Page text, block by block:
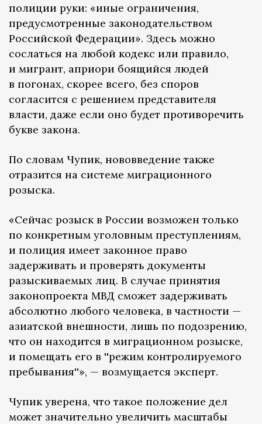
полиции руки: «иные ограничения,
предусмотренные законодательством
Российской Федерации». Здесь можно
сослаться на любой кодекс или правило,
и мигрант, априори боящийся людей
в погонах, скорее всего, без споров
согласится с решением представителя
власти, даже если оно будет противоречить
букве закона.
По словам Чупик, нововведение также
отразится на системе миграционного
розыска.
«Сейчас розыск в России возможен только
по конкретным уголовным преступлениям,
и полиция имеет законное право
задерживать и проверять документы
разыскиваемых лиц. В случае принятия
законопроекта МВД сможет задерживать
абсолютно любого человека, в частности —
азиатской внешности, лишь по подозрению,
что он находится в миграционном розыске,
и помещать его в ''режим контролируемого
пребывания''», — возмущается эксперт.
Чупик уверена, что такое положение дел
может значительно увеличить масштабы